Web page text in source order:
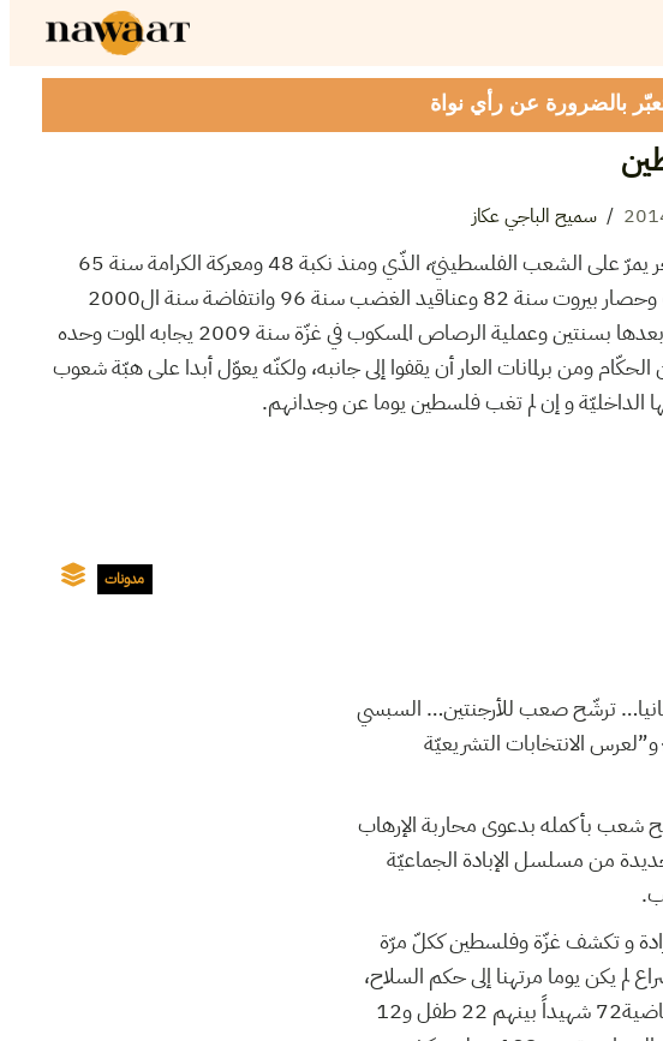
بالضرورة عن رأي نواة
/ سميح الباجي عكاز
رمضان حزين آخر يمرّ على الشعب الفلسطينيّ، الذّي ومنذ نكبة 48 ومعركة الكرامة سنة 65
مرورا بهزيمة 67 وحصار بيروت سنة 82 وعناقيد الغضب سنة 96 وانتفاضة سنة ال2000
واجتياح رام اللّه بعدها بسنتين وعملية الرصاص المسكوب في غزّة سنة 2009 يجابه الموت وحده
الحكّام ومن برلمانات العار أن يقفوا إلى جانبه، ولكنّه يعوّل أبدا على هبّة شعوب
الداخليّة و إن لم تغب فلسطين يوما عن وجدانهم.
مدونات
ترشّح صعب للأرجنتين… السبسي
الانتخابات التشريعيّة
شعب بأكمله بدعوى محاربة الإرهاب
من مسلسل الإبادة الجماعيّة
و تكشف غزّة وفلسطين ككلّ مرّة
لم يكن يوما مرتهنا إلى حكم السلاح،
بل صراع إرادات و رغبة في الحياة و تأكيد الوجود، لتكون حصيلة الأيّام الثلاثة الماضية72 شهيداً بينهم 22 طفل و12